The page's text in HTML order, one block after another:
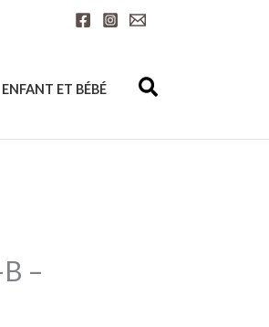
ENFANT ET BÉBÉ
–